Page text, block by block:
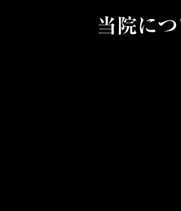
当院に